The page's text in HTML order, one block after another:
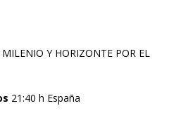
Y HORIZONTE POR EL
21:40 h España